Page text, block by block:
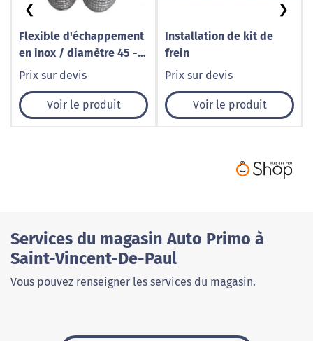
Flexible d'échappement
en inox / diamètre 45 -
Longueur 250
Prix sur devis
Voir le produit
Installation de kit de
frein
Prix sur devis
Voir le produit
❮ ❯
Services du magasin Auto Primo à
Saint-Vincent-De-Paul
Vous pouvez renseigner les services du magasin.